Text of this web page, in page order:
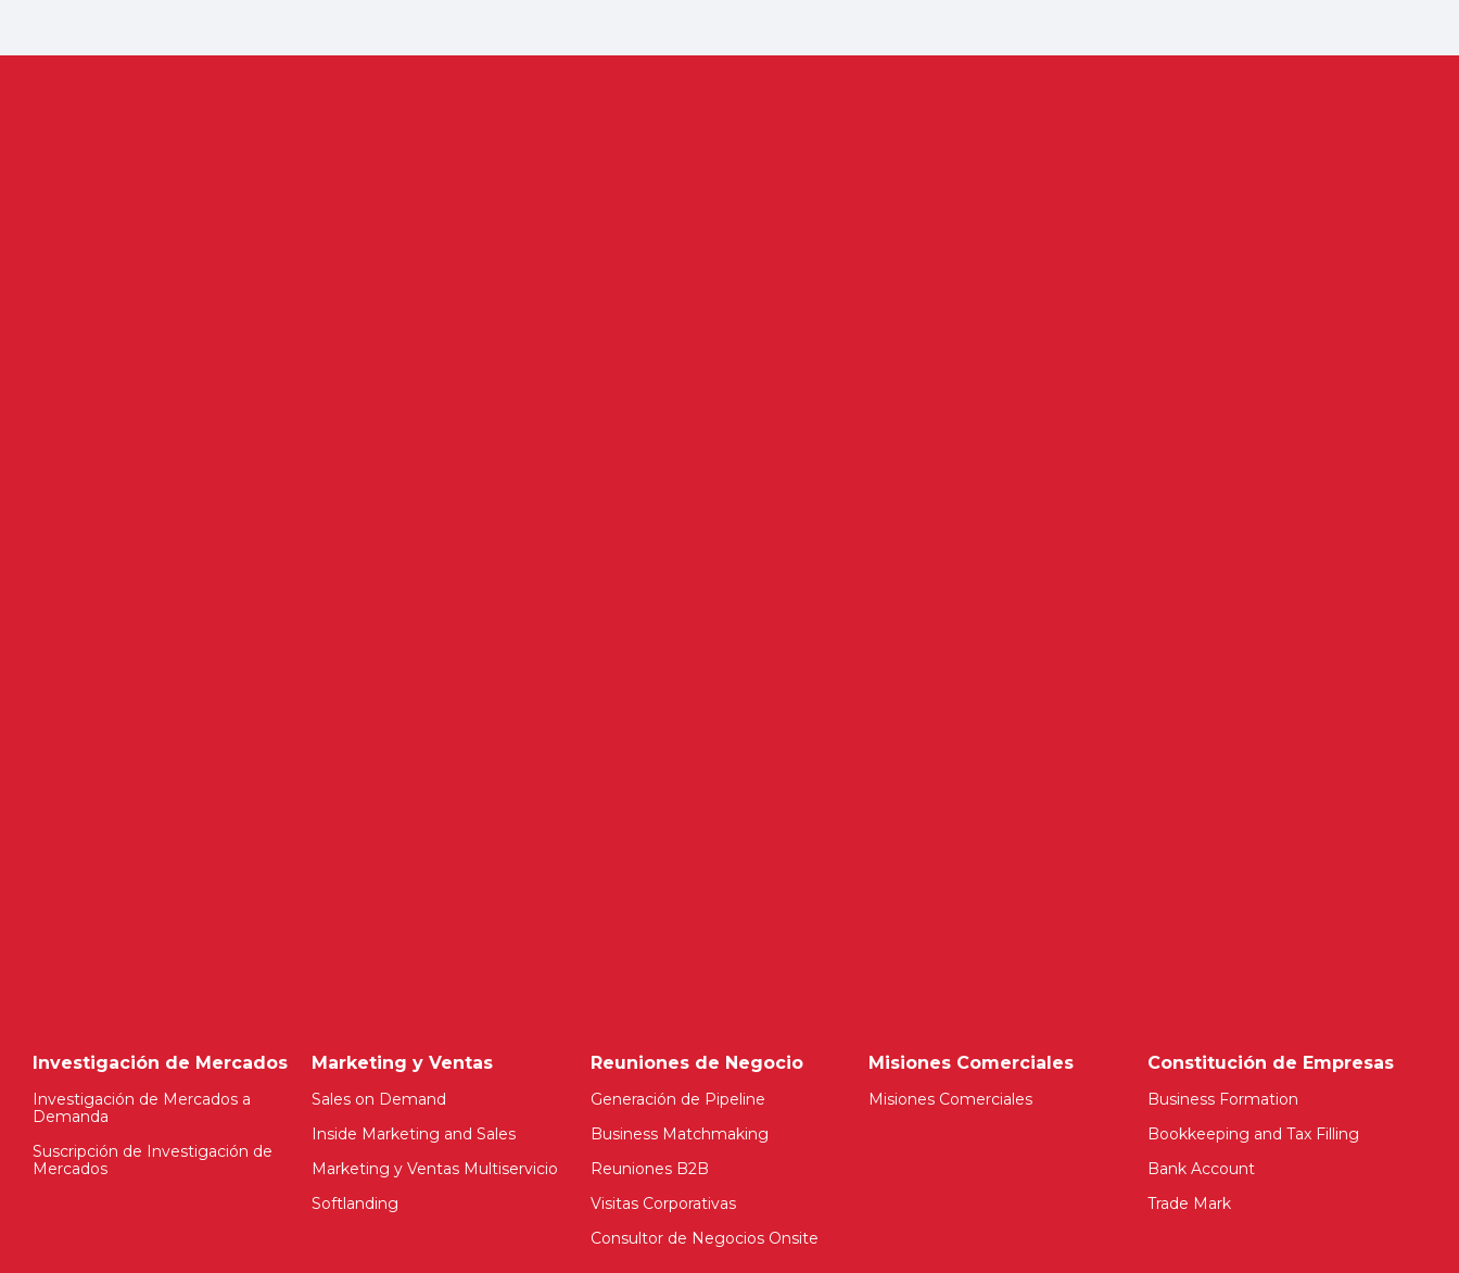
Investigación de Mercados
Investigación de Mercados a
Demanda
Suscripción de Investigación de
Mercados
Marketing y Ventas
Sales on Demand
Inside Marketing and Sales
Marketing y Ventas Multiservicio
Softlanding
Reuniones de Negocio
Generación de Pipeline
Business Matchmaking
Reuniones B2B
Visitas Corporativas
Consultor de Negocios Onsite
Misiones Comerciales
Misiones Comerciales
Constitución de Empresas
Business Formation
Bookkeeping and Tax Filling
Bank Account
Trade Mark